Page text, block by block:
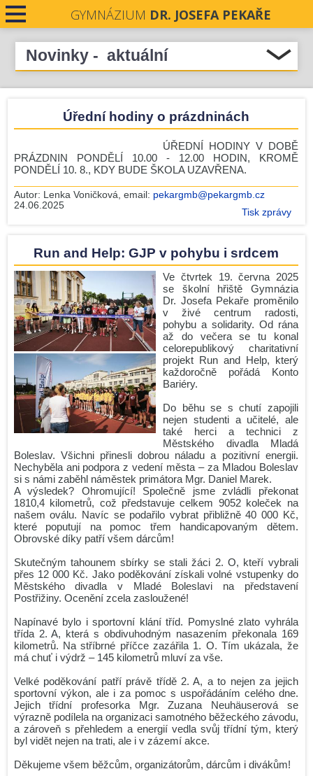
GYMNÁZIUM DR. JOSEFA PEKAŘE
PRO UČITELE
PRO VEŘEJNOST
PRO STUDENTY
NOVINKY
PROJEKTY
UCHAZEČI O STUDIUM
Novinky - aktuální
Středočeského kraje 2026
Krásné prožití letních prázdnin.
Nové číslo Student revue je zde!
Zámecká premiéra
Zlín
Run and Help: GJP v pohybu i srdcem!
Před prázdninami ještě jedna mise!
Zdeněk Gola spolupracuje s GJP
Maturita 2026 - podzim
2.O v Leteckém muzeu Metoděje Vlacha
Gymnázium Dr. Josefa Pekaře podpořilo Český den proti
rakovině 2026
Naši studenti získali ocenění města Mladá Boleslav
Maturita 2026 - podzim
Věda v ulicích 2026: Barevná věda oživí park Výstaviště
Jediný český tým s medailí!
Srdcem na start, pomocí do cíle! Run and Help 2026 se
blíží!
Archiv novinek
RSS
( pro zaměstnance )
Úřední hodiny o prázdninách
ÚŘEDNÍ HODINY V DOBĚ
PRÁZDNIN PONDĚLÍ 10.00 - 12.00 HODIN, KROMĚ
PONDĚLÍ 10. 8., KDY BUDE ŠKOLA UZAVŘENA.
Autor: Lenka Voničková, email: pekargmb@pekargmb.cz
24.06.2025
Tisk zprávy
Run and Help: GJP v pohybu i srdcem
Ve čtvrtek 19. června 2025
se školní hřiště Gymnázia
Dr. Josefa Pekaře proměnilo
v živé centrum radosti,
pohybu a solidarity. Od rána
až do večera se tu konal
celorepublikový charitativní
projekt Run and Help, který
každoročně pořádá Konto
Bariéry.
Do běhu se s chutí zapojili
nejen studenti a učitelé, ale
také herci a technici z
Městského divadla Mladá
Boleslav. Všichni přinesli dobrou náladu a pozitivní energii.
Nechyběla ani podpora z vedení města – za Mladou Boleslav
si s námi zaběhl náměstek primátora Mgr. Daniel Marek.
A výsledek? Ohromující! Společně jsme zvládli překonat
1810,4 kilometrů, což představuje celkem 9052 koleček na
našem oválu. Navíc se podařilo vybrat přibližně 40 000 Kč,
které poputují na pomoc třem handicapovaným dětem.
Obrovské díky patří všem dárcům!
Skutečným tahounem sbírky se stali žáci 2. O, kteří vybrali
přes 12 000 Kč. Jako poděkování získali volné vstupenky do
Městského divadla v Mladé Boleslavi na představení
Postřižiny. Ocenění zcela zasloužené!
Napínavé bylo i sportovní klání tříd. Pomyslné zlato vyhrála
třída 2. A, která s obdivuhodným nasazením překonala 169
kilometrů. Na stříbrné příčce zazářila 1. O. Tím ukázala, že
má chuť i výdrž – 145 kilometrů mluví za vše.
Velké poděkování patří právě třídě 2. A, a to nejen za jejich
sportovní výkon, ale i za pomoc s uspořádáním celého dne.
Jejich třídní profesorka Mgr. Zuzana Neuhäuserová se
výrazně podílela na organizaci samotného běžeckého závodu,
a zároveň s přehledem a energií vedla svůj třídní tým, který
byl vidět nejen na trati, ale i v zázemí akce.
Děkujeme všem běžcům, organizátorům, dárcům i divákům!